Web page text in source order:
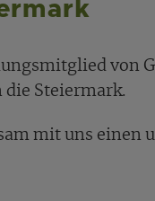
von
die Steiermark.
mit uns einen